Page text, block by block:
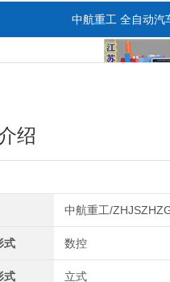
中航重工 全自动汽
全自动
绍
中航重工/
式 数控
式 立式